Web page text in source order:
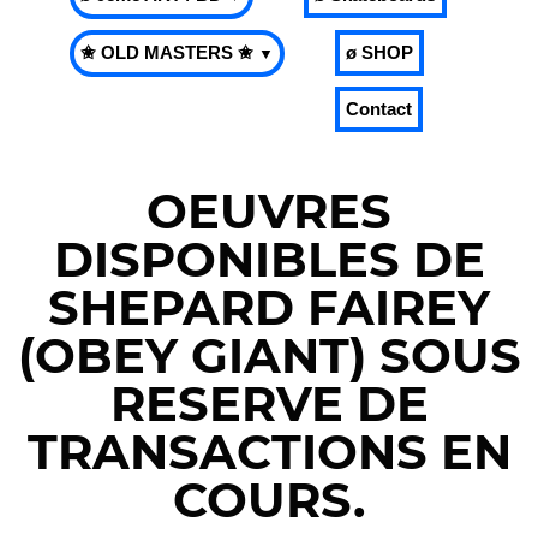
✬ OLD MASTERS ✬ ▼ ø SHOP
Contact
OEUVRES
DISPONIBLES DE
SHEPARD FAIREY
(OBEY GIANT) SOUS
RESERVE DE
TRANSACTIONS EN
COURS.